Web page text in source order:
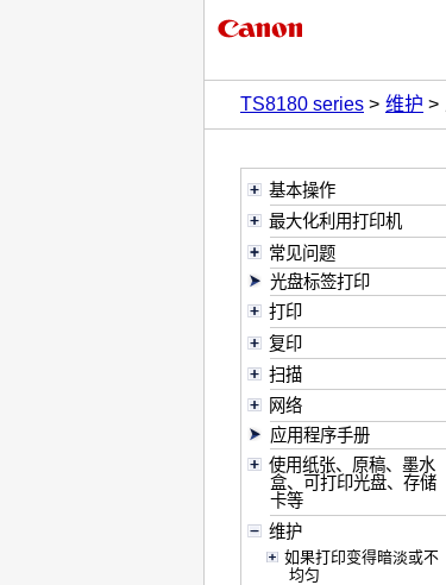
TS8180 series 维护
基本操作
最大化利用打印机
常见问题
光盘标签打印
打印
复印
扫描
网络
应用程序手册
使用纸张、原稿、墨水
盒、可打印光盘、存储
卡等
维护
如果打印变得暗淡或不
均匀